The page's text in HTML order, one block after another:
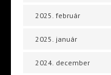
2025. február
2025. január
2024. december